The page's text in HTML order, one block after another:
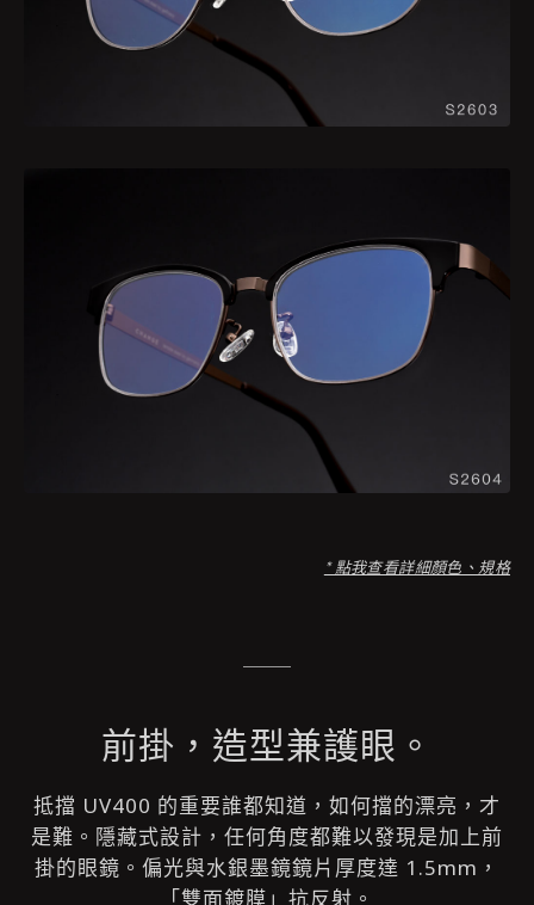
* 點我查看詳細顏色、規格
前掛，造型兼護眼。
抵擋 UV400 的重要誰都知道，如何擋的漂亮，才
是難。隱藏式設計，任何角度都難以發現是加上前
掛的眼鏡。偏光與水銀墨鏡鏡片厚度達 1.5mm，
「雙面鍍膜」抗反射。